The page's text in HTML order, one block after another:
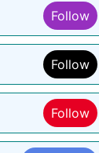
Follow
Follow
Follow